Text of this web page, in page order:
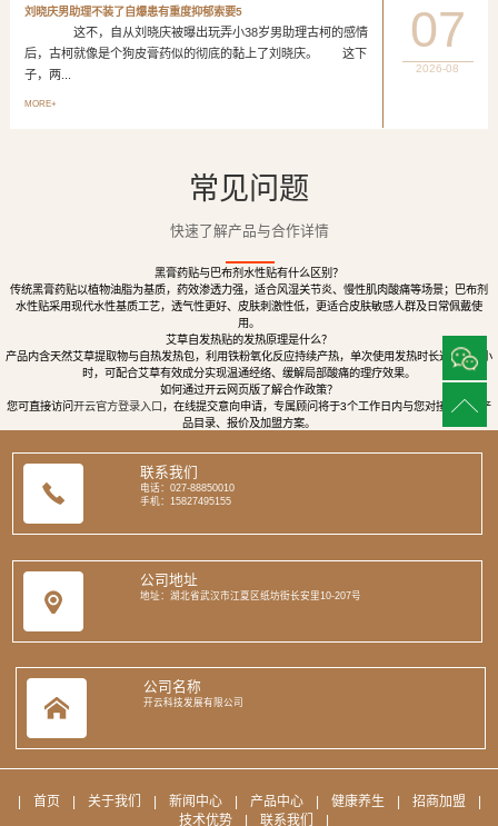
刘晓庆男助理不装了自爆患有重度抑郁索要5
这不，自从刘晓庆被曝出玩弄小38岁男助理古柯的感情
后，古柯就像是个狗皮膏药似的彻底的黏上了刘晓庆。 这下
子，两...
MORE+
07
2026-08
常见问题
快速了解产品与合作详情
黑膏药贴与巴布剂水性贴有什么区别？
传统黑膏药贴以植物油脂为基质，药效渗透力强，适合风湿关节炎、慢性肌肉酸痛等场景；巴布剂
水性贴采用现代水性基质工艺，透气性更好、皮肤刺激性低，更适合皮肤敏感人群及日常佩戴使
用。
艾草自发热贴的发热原理是什么？
产品内含天然艾草提取物与自热发热包，利用铁粉氧化反应持续产热，单次使用发热时长达8至12小
时，可配合艾草有效成分实现温通经络、缓解局部酸痛的理疗效果。
如何通过开云网页版了解合作政策？
您可直接访问 开云官方登录入口，在线提交意向申请，专属顾问将于3个工作日内与您对接，提供产
品目录、报价及加盟方案。
联系我们
电话：027-88850010
手机：15827495155
公司地址
地址：湖北省武汉市江夏区纸坊街长安里10-207号
公司名称
开云科技发展有限公司
首页 关于我们 新闻中心 产品中心 健康养生 招商加盟
技术优势
联系我们